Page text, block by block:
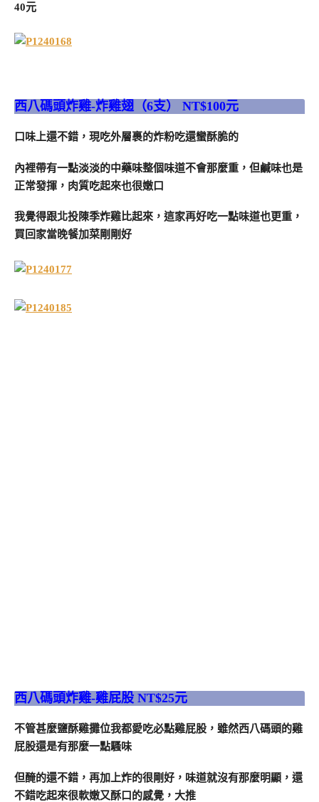
40元
西八碼頭炸雞-炸雞翅（6支） NT$100元
口味上還不錯，現吃外層裹的炸粉吃還蠻酥脆的
內裡帶有一點淡淡的中藥味整個味道不會那麼重，但鹹味也是
正常發揮，肉質吃起來也很嫩口
我覺得跟北投陳季炸雞比起來，這家再好吃一點味道也更重，
買回家當晚餐加菜剛剛好
西八碼頭炸雞-雞屁股 NT$25元
不管甚麼鹽酥雞攤位我都愛吃必點雞屁股，雖然西八碼頭的雞
屁股還是有那麼一點騷味
但醃的還不錯，再加上炸的很剛好，味道就沒有那麼明顯，還
不錯吃起來很軟嫩又酥口的感覺，大推